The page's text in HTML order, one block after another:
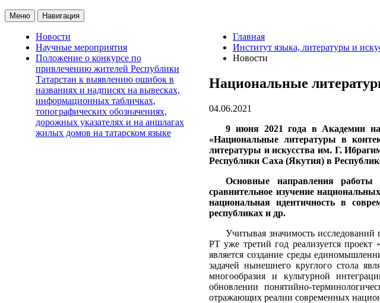
Меню Навигация
Новости
Научные мероприятия
Положение о конкурсе по
привлечению жителей Республики
Татарстан к выявлению ошибок в
названиях и надписях на вывесках,
информационных табличках,
топографических обозначениях,
дорожных указателях и на аншлагах
жилых домов на татарском языке
Главная
Институт языка, литературы и
Новости
Национальные
04.06.2021
9 июня 2021 года в Академии
«Национальные литературы в
литературы и искусства им. Г.
Республики Саха (Якутия) в
Основные направления работы
сравнительное изучение
национальная идентичность в
республиках и др.
Учитывая значимость
РТ уже третий год реализуется
является создание среды
задачей нынешнего круглого стола
многообразия и культурной
обновлении понятийно-
отражающих реалии современных